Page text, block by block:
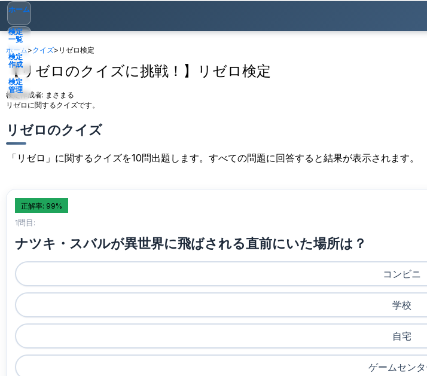
ホーム
検定
一覧
検定
作成
検定
管理
ゲスト ▾
ホーム>クイズ> リゼロ検定
【リゼロのクイズに挑戦！】リゼロ検定
検定作成者: まさまる
リゼロに関するクイズです。
リゼロのクイズ
「リゼロ」に関するクイズを10問出題します。すべての問題に回答すると結果が表示されます。
正解率: 99%
1問目:
ナツキ・スバルが異世界に飛ばされる直前にいた場所は？
コンビニ
学校
自宅
ゲームセン